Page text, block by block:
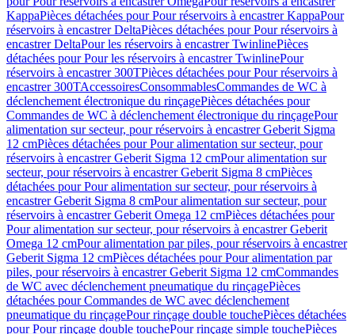
KappaPièces détachées pour Pour réservoirs à encastrer KappaPour
réservoirs à encastrer DeltaPièces détachées pour Pour réservoirs à
encastrer DeltaPour les réservoirs à encastrer TwinlinePièces
détachées pour Pour les réservoirs à encastrer TwinlinePour
réservoirs à encastrer 300TPièces détachées pour Pour réservoirs à
encastrer 300TAccessoiresConsommablesCommandes de WC à
déclenchement électronique du rinçagePièces détachées pour
Commandes de WC à déclenchement électronique du rinçagePour
alimentation sur secteur, pour réservoirs à encastrer Geberit Sigma
12 cmPièces détachées pour Pour alimentation sur secteur, pour
réservoirs à encastrer Geberit Sigma 12 cmPour alimentation sur
secteur, pour réservoirs à encastrer Geberit Sigma 8 cmPièces
détachées pour Pour alimentation sur secteur, pour réservoirs à
encastrer Geberit Sigma 8 cmPour alimentation sur secteur, pour
réservoirs à encastrer Geberit Omega 12 cmPièces détachées pour
Pour alimentation sur secteur, pour réservoirs à encastrer Geberit
Omega 12 cmPour alimentation par piles, pour réservoirs à encastrer
Geberit Sigma 12 cmPièces détachées pour Pour alimentation par
piles, pour réservoirs à encastrer Geberit Sigma 12 cmCommandes
de WC avec déclenchement pneumatique du rinçagePièces
détachées pour Commandes de WC avec déclenchement
pneumatique du rinçagePour rinçage double touchePièces détachées
pour Pour rinçage double touchePour rinçage simple touchePièces